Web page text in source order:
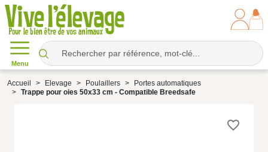
Menu
Accueil Elevage Poulaillers
Portes automatiques
Trappe pour oies 50x33 cm - Compatible Breedsafe
favorite_border